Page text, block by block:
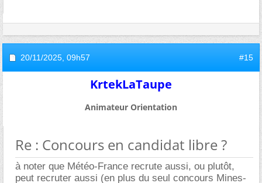
20/11/2025, 09h57 #15
KrtekLaTaupe
Animateur Orientation
Re : Concours en candidat libre ?
à noter que Météo-France recrute aussi, ou plutôt,
peut recruter aussi (en plus du seul concours Mines-